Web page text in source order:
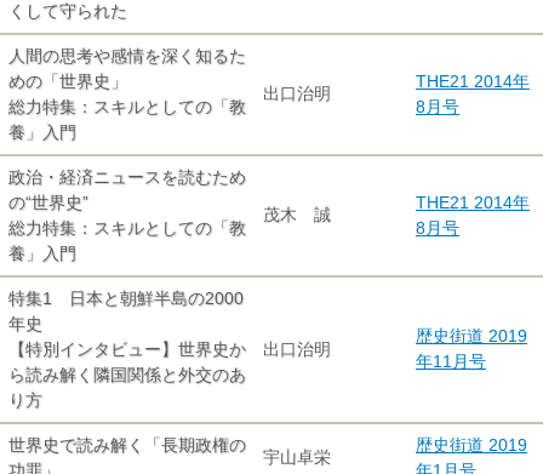
くして守られた
人間の思考や感情を深く知るた
めの「世界史」
総力特集：スキルとしての「教
養」入門
出口治明
THE21 2014年
8月号
政治・経済ニュースを読むため
の“世界史”
総力特集：スキルとしての「教
養」入門
茂木 誠
THE21 2014年
8月号
特集1 日本と朝鮮半島の2000
年史
【特別インタビュー】世界史か
ら読み解く隣国関係と外交のあ
り方
出口治明
歴史街道 2019
年11月号
世界史で読み解く「長期政権の
宇山卓栄
歴史街道 2019